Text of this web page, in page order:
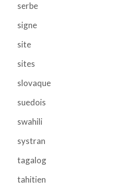
serbe
signe
site
sites
slovaque
suedois
swahili
systran
tagalog
tahitien